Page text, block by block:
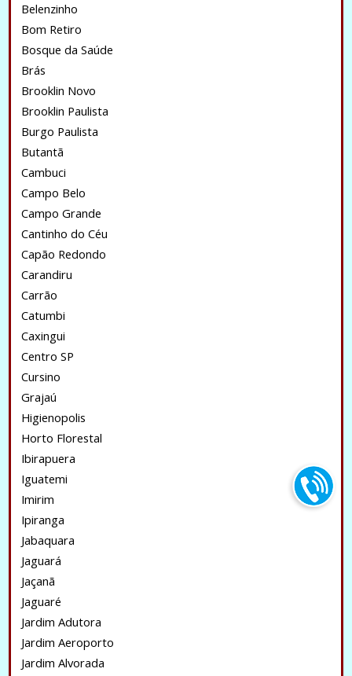
Belenzinho
Bom Retiro
Bosque da Saúde
Brás
Brooklin Novo
Brooklin Paulista
Burgo Paulista
Butantã
Cambuci
Campo Belo
Campo Grande
Cantinho do Céu
Capão Redondo
Carandiru
Carrão
Catumbi
Caxingui
Centro SP
Cursino
Grajaú
Higienopolis
Horto Florestal
Ibirapuera
Iguatemi
Imirim
Ipiranga
Jabaquara
Jaguará
Jaçanã
Jaguaré
Jardim Adutora
Jardim Aeroporto
Jardim Alvorada